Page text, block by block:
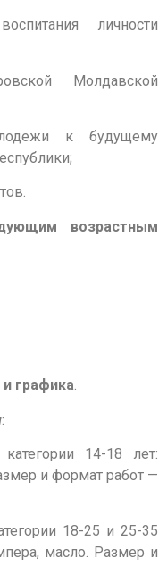
личности
Молдавской
к будущему
возрастным
графика.
:
14-18 лет:
и формат работ —
18-25 и 25-35
масло. Размер и